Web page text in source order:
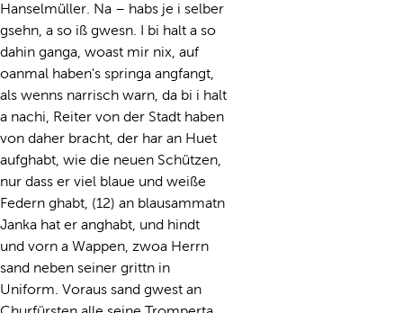
Hanselmüller. Na – habs je i selber
gsehn, a so iß gwesn. I bi halt a so
dahin ganga, woast mir nix, auf
oanmal haben's springa angfangt,
als wenns narrisch warn, da bi i halt
a nachi, Reiter von der Stadt haben
von daher bracht, der har an Huet
aufghabt, wie die neuen Schützen,
nur dass er viel blaue und weiße
Federn ghabt, (12) an blausammatn
Janka hat er anghabt, und hindt
und vorn a Wappen, zwoa Herrn
sand neben seiner grittn in
Uniform. Voraus sand gwest an